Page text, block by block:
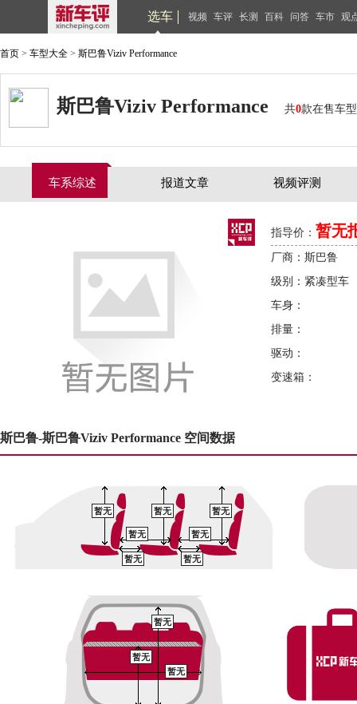
选车 视频 车评 长测 百科 问答 车市 观
首页 > 车型大全 > 斯巴鲁Viziv Performance
斯巴鲁Viziv Performance 共0款在售车型
车系综述 报道文章 视频评测
指导价： 暂无
厂商：斯巴鲁
级别：紧凑型车
车身：
排量：
驱动：
变速箱：
斯巴鲁-斯巴鲁Viziv Performance 空间数据
暂无 暂无 暂无
暂无
暂无 暂无
暂无
暂无
暂无
暂无